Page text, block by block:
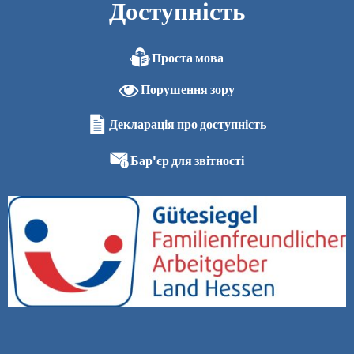
Доступність
Проста мова
Порушення зору
Декларація про доступність
Бар'єр для звітності